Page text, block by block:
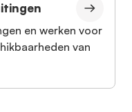
en werken voor
van